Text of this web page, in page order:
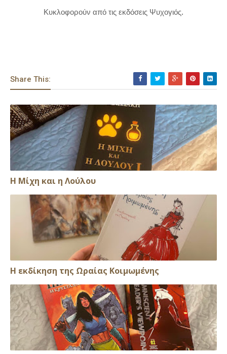
Κυκλοφορούν από τις εκδόσεις Ψυχογιός.
Share This:
Η Μίχη και η Λούλου
Η εκδίκηση της Ωραίας Κοιμωμένης